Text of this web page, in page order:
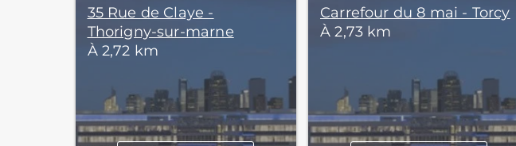
35 Rue de Claye -
Thorigny-sur-marne
À 2,72 km
Carrefour du 8 mai - Torcy
À 2,73 km